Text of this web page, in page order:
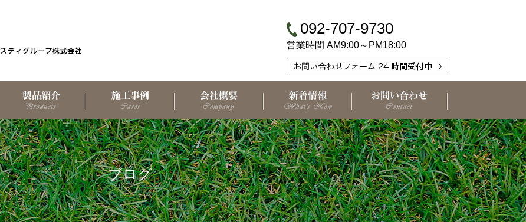
092-707-9730
営業時間 AM9:00～PM18:00
ブログ